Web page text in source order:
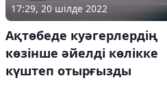
17:29, 20 шілде 2022
Ақтөбеде куәгерлердің
көзінше әйелді көлікке
күштеп отырғызды